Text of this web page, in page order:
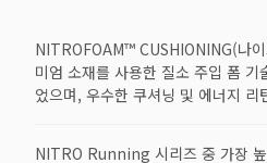
NITROFOAM™ CUSHIONING(나
미엄 소재를 사용한 질소 주입 폼
었으며, 우수한 쿠셔닝 및 에너지 리
NITRO Running 시리즈 중 가장